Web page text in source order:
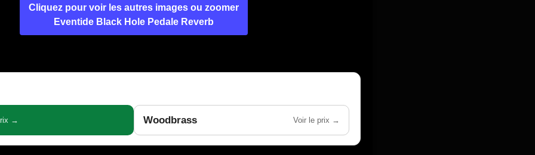
Cliquez pour voir les autres images ou zoomer
Eventide Black Hole Pedale Reverb
→ Woodbrass Voir le prix →